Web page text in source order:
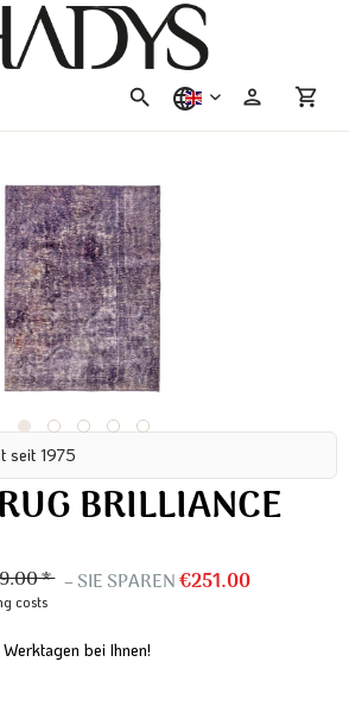
english
seit 1975
BRILLIANCE
* – SIE SPAREN€251.00
costs
bei Ihnen!